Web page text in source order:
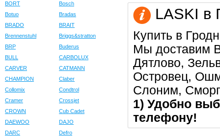
BORT
Bosch
Botuo
Bradas
BRADO
BRAIT
Brennenstuhl
Briggs&stratton
BRP
Buderus
BULL
CARBOLUX
CARVER
CATMANN
CHAMPION
Claber
Collomix
Condtrol
Cramer
Crossjet
CROWN
Cub Cadet
DAEWOO
DAJO
DARC
Defro
LASKI в
Купить в
Мы доставим
Дятлово,
Островец,
Слоним,
1) Удобно
телефону!